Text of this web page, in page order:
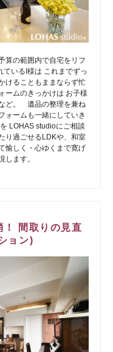
算の範囲内で自宅をリフ
ているI様は これまでずっ
けることもままならず忙
ームのきっかけは お子様
ど。 遺品の整理を兼ね
ォームも一緒にしていき
LOHAS studioにご相談
り過ごせるLDKや、和室
愉しく・心ゆくまで寛げ
します。
！ 間取りの見直
ョン)